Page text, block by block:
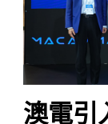
澳電引